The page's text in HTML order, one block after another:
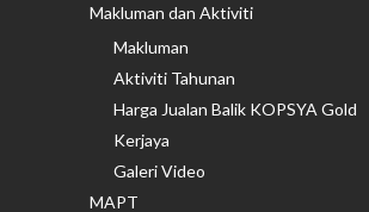
Makluman dan Aktiviti
Makluman
Aktiviti Tahunan
Harga Jualan Balik KOPSYA Gold
Kerjaya
Galeri Video
MAPT